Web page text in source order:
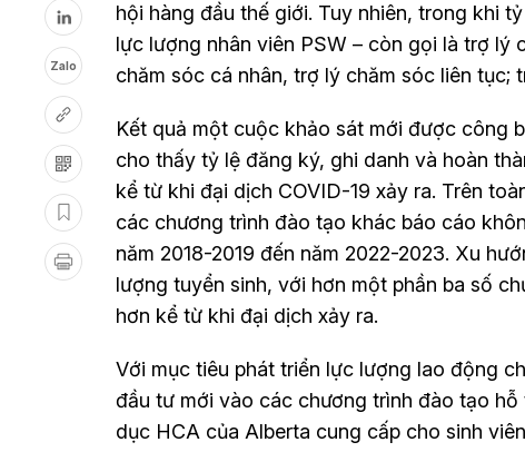
Zalo
hội hàng đầu thế giới. Tuy nhiên, trong khi
lực lượng nhân viên PSW – còn gọi là trợ lý
chăm sóc cá nhân, trợ lý chăm sóc liên tục;
Kết quả một cuộc khảo sát mới được công
cho thấy tỷ lệ đăng ký, ghi danh và hoàn
kể từ khi đại dịch COVID-19 xảy ra. Trên
các chương trình đào tạo khác báo cáo
năm 2018-2019 đến năm 2022-2023. Xu
lượng tuyển sinh, với hơn một phần ba số
hơn kể từ khi đại dịch xảy ra.
Với mục tiêu phát triển lực lượng lao động
đầu tư mới vào các chương trình đào tạo
dục HCA của Alberta cung cấp cho sinh